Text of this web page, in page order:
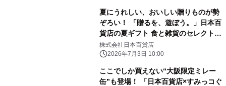
夏にうれしい、おいしい贈りものが勢
ぞろい！ 「贈るを、遊ぼう。」日本百
貨店の夏ギフト 食と雑貨のセレクトシ
ョップ「日本百貨店」店頭で7月3日よ
り開催
株式会社日本百貨店
2026年7月3日 10:00
ここでしか買えない“大阪限定ミレー
缶”も登場！ 「日本百貨店×すみっコぐ